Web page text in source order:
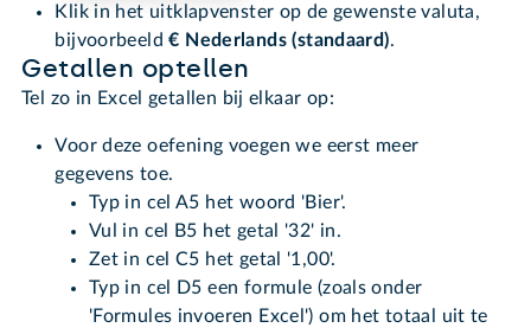
Klik in het uitklapvenster op de gewenste valuta,
bijvoorbeeld € Nederlands (standaard).
Getallen optellen
Tel zo in Excel getallen bij elkaar op:
Voor deze oefening voegen we eerst meer
gegevens toe.
Typ in cel A5 het woord 'Bier'.
Vul in cel B5 het getal '32' in.
Zet in cel C5 het getal '1,00'.
Typ in cel D5 een formule (zoals onder
'Formules invoeren Excel') om het totaal uit te